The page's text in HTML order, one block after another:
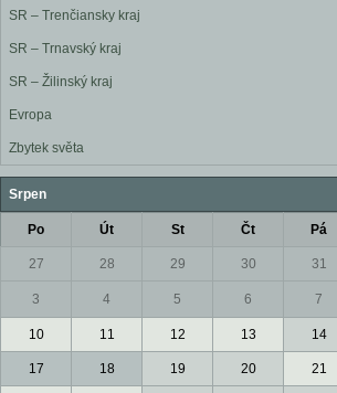
SR – Trenčiansky kraj
SR – Trnavský kraj
SR – Žilinský kraj
Evropa
Zbytek světa
Srpen
Po Út St Čt Pá
27 28 29 30 31
3 4 5 6 7
10 11 12 13 14
17 18 19 20 21